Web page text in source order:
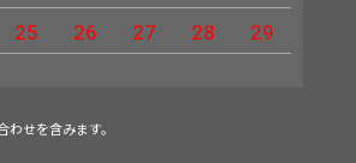
25 26 27 28
29
せを含みます。